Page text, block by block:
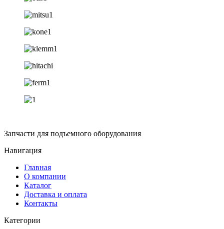
Запчасти для подъемного оборудования
Навигация
Главная
О компании
Каталог
Доставка и оплата
Контакты
Категории